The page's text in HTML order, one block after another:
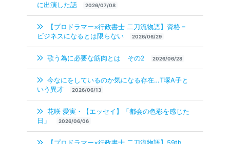
に出演した話
2026/07/08
【プロドラマー×行政書士 二刀流物語】資格＝
ビジネスになるとは限らない
2026/06/29
歌う為に必要な筋肉とは その2 2026/06/28
今なにをしているのか気になる存在…T塚A子と
いう異才
2026/06/13
花咲 愛実・【エッセイ】「都会の色彩を感じた
日」
2026/06/06